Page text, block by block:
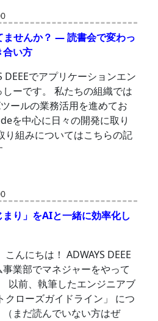
ませんか？ ― 読書会で変わっ
合い方
DEEEでアプリケーションエン
ーです。 私たちの組織では
ールの業務活用を進めてお
を中心に日々の開発に取り
り組みについてはこちらの記
り」をAIと一緒に効率化し
んにちは！ ADWAYS DEEE
業部でマネジャーをやって
以前、執筆したエンジニアブ
クローズガイドライン」 につ
まだ読んでいない方はぜ